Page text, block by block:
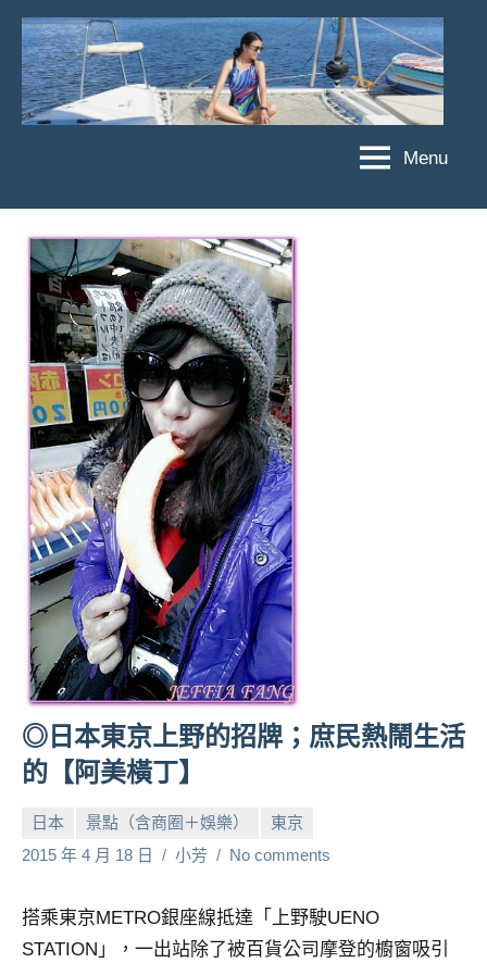
Skip
content
菲
亞
娃
JEFFIA
FANG
娃
主
題
旅
達
人
帶
路、
旅
遊
目
來
News
金
號
節
底、
外
Menu
◎日本東京上野的招牌；庶民熱鬧生活
的【阿美橫丁】
日本 景點（含商圈＋娛樂）
東京
2015 年 4 月 18 日
小芳 No comments
搭乘東京METRO銀座線抵達「上野駛UENO
STATION」，一出站除了被百貨公司摩登的櫥窗吸引